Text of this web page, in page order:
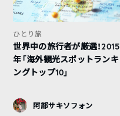
ひとり旅
世界中の旅行者が厳選！2015
年「海外観光スポットランキ
ングトップ10」
阿部サキソフォン